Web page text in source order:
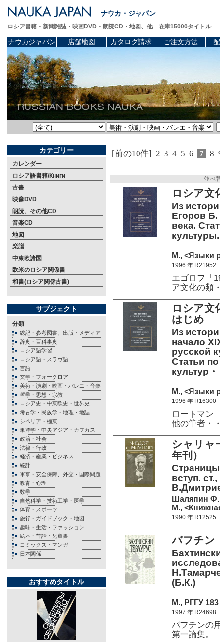
ナウカ・ジャパン
ロシア書籍・新聞雑誌・映画DVD・朗読CD・地図、他 在庫15000タイトル
ナウカジャパン 店舗地図 カタログ請求 ご注文方法
カテゴリー
カレンダー
ロシア語書籍/Книги
古書
映像DVD
朗読、その他CD
音楽CD
地図
楽譜
中東欧諸国
欧米のロシア関係書
和書(ロシア関係古書)
サブジェクト
分類
総記・参考図書、出版・メディア
辞典・百科事典
ロシア語学習
ロシア語・スラヴ語
言語
文学・フォークロア
美術・演劇・映画・バレエ・音楽
哲学・思想・宗教
ロシア史・中東欧史・世界史
考古学・民族学・地理・地誌
シベリア・極東
東洋学・中央アジア・カフカス
政治・社会
法律・行政
経済・産業・ビジネス
統計
軍事・安全保障、外交・国際問題
教育・心理
数学
自然科学・技術工学・医学
体育・スポーツ
旅行・ガイドブック・地図
趣味・生活・ファッション
絵本・昔話・児童書
コミックス・マンガ
日本関係
おすすめタイトル
[前の10件] 2 3 4 5 6 7 8
並べ
ロシア
Из
Егоров Б.
века.
культуры.
М., <Языки
1996 年 R21952
エゴロフ「
ア文化の類
ロシア
はじめ
Из
начало
русской
Статьи
культур
М., <Языки
1996 年 R16300
ロートマン
他の筆者・
シャリ
年刊）
Страницы
вступ.
Шаляпин
М.,
1990 年 R12525
バフチン
(Б.К.)
М., РГГУ
1997 年 R24698
バフチンの
第一論集。